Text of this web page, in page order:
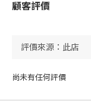
顧客評價
尚未有任何評價